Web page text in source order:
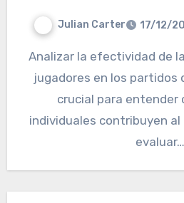
Julian Carter 17/12/
Analizar la efectividad de las posiciones de los
jugadores en los partidos
crucial para entender
individuales contribuyen al
evaluar…